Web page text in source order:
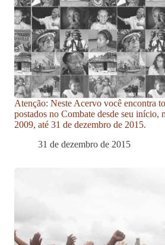
Atenção: Neste Acervo você encontra
postados no Combate desde seu início,
2009, até 31 de dezembro de 2015.
31 de dezembro de 2015